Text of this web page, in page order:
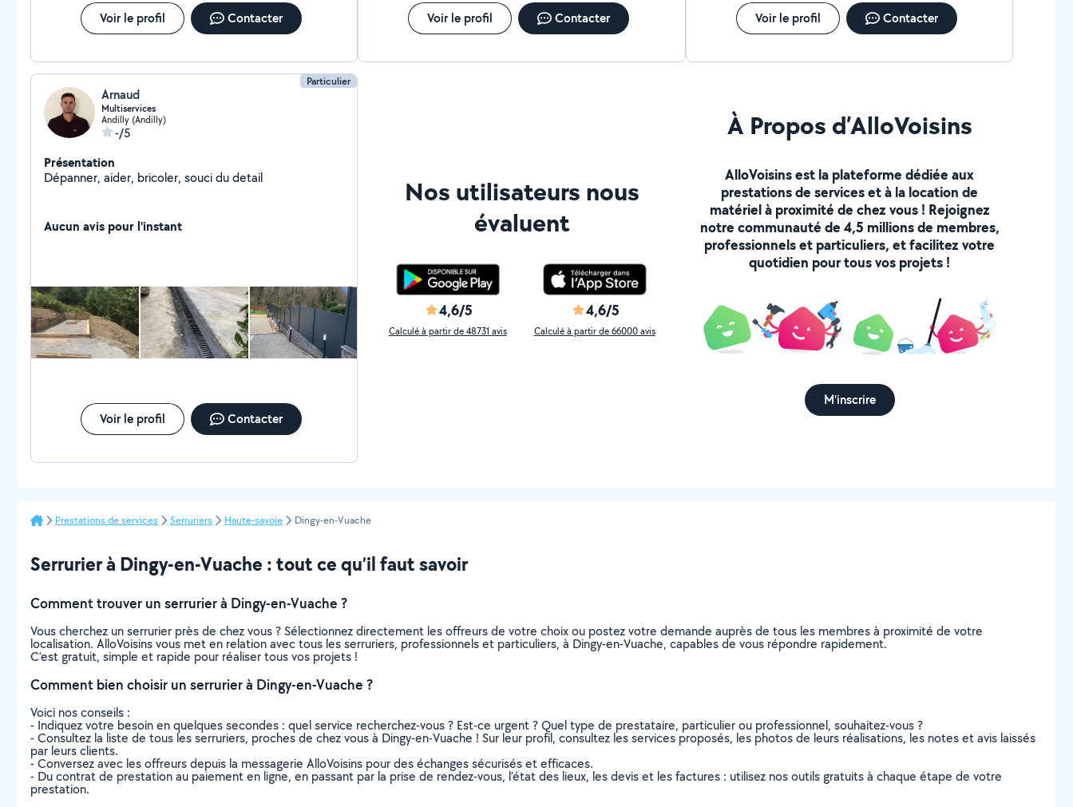
Voir le profil Contacter Voir le profil Contacter Voir le profil Contacter
Particulier
Arnaud
Multiservices
Andilly (Andilly)
-/5
Présentation
Dépanner, aider, bricoler, souci du detail
Aucun avis pour l'instant
Voir le profil Contacter
Nos utilisateurs nous
évaluent
4,6/5
Calculé à partir de 48731 avis
4,6/5
Calculé à partir de 66000 avis
À Propos d’AlloVoisins
AlloVoisins est la plateforme dédiée aux
prestations de services et à la location de
matériel à proximité de chez vous ! Rejoignez
notre communauté de 4,5 millions de membres,
professionnels et particuliers, et facilitez votre
quotidien pour tous vos projets !
M'inscrire
Prestations de services Serruriers Haute-savoie Dingy-en-Vuache
Serrurier à Dingy-en-Vuache : tout ce qu’il faut savoir
Comment trouver un serrurier à Dingy-en-Vuache ?
Vous cherchez un serrurier près de chez vous ? Sélectionnez directement les offreurs de votre choix ou postez votre demande auprès de tous les membres à proximité de votre
localisation. AlloVoisins vous met en relation avec tous les serruriers, professionnels et particuliers, à Dingy-en-Vuache, capables de vous répondre rapidement.
C’est gratuit, simple et rapide pour réaliser tous vos projets !
Comment bien choisir un serrurier à Dingy-en-Vuache ?
Voici nos conseils :
- Indiquez votre besoin en quelques secondes : quel service recherchez-vous ? Est-ce urgent ? Quel type de prestataire, particulier ou professionnel, souhaitez-vous ?
- Consultez la liste de tous les serruriers, proches de chez vous à Dingy-en-Vuache ! Sur leur profil, consultez les services proposés, les photos de leurs réalisations, les notes et avis laissés
par leurs clients.
- Conversez avec les offreurs depuis la messagerie AlloVoisins pour des échanges sécurisés et efficaces.
- Du contrat de prestation au paiement en ligne, en passant par la prise de rendez-vous, l’état des lieux, les devis et les factures : utilisez nos outils gratuits à chaque étape de votre
prestation.